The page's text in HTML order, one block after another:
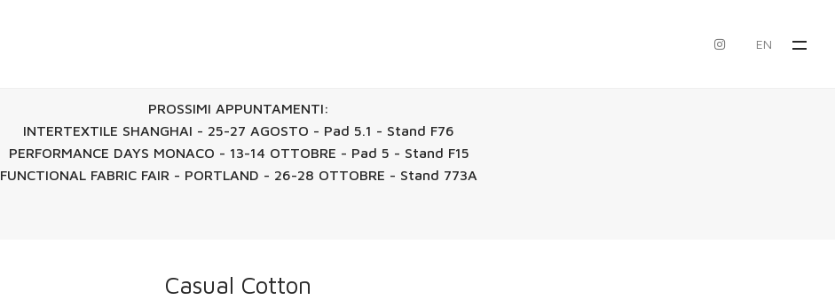
EN
PROSSIMI APPUNTAMENTI:
INTERTEXTILE SHANGHAI - 25-27 AGOSTO - Pad 5.1 - Stand F76
PERFORMANCE DAYS MONACO - 13-14 OTTOBRE - Pad 5 - Stand F15
FUNCTIONAL FABRIC FAIR - PORTLAND - 26-28 OTTOBRE - Stand 773A
Casual Cotton